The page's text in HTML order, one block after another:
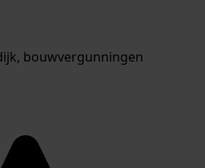
bouwvergunningen